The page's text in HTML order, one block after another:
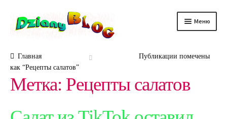
Перейти
Перейти
Меню
Главная
Публикации помечены
как “Рецепты салатов”
Метка: Рецепты салатов